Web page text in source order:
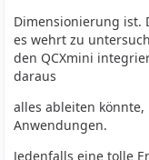
Dimensionierung ist.
es wehrt zu
den QCXmini
daraus
alles ableiten
Anwendungen.
Jedenfalls eine tolle